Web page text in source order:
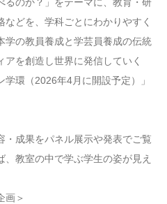
どを、学科ごとにわかりやすく
学の教員養成と学芸員養成の伝統
を創造し世界に発信していく
学環（2026年4月に開設予定）」
成果をパネル展示や発表でご覧
教室の中で学ぶ学生の姿が見え
画＞